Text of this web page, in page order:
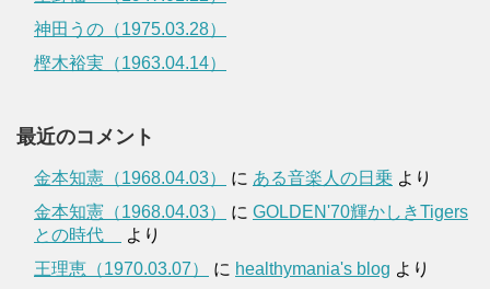
神田うの（1975.03.28）
樫木裕実（1963.04.14）
最近のコメント
金本知憲（1968.04.03） に ある音楽人の日乗 より
金本知憲（1968.04.03）
に GOLDEN'70輝かしきTigers
との時代
より
王理恵（1970.03.07）
に healthymania's blog より